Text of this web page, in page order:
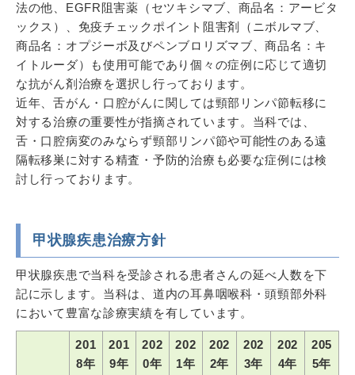
法の他、EGFR阻害薬（セツキシマブ、商品名：アービタ
ックス）、免疫チェックポイント阻害剤（ニボルマブ、
商品名：オプジーボ及びペンブロリズマブ、商品名：キ
イトルーダ）も使用可能であり個々の症例に応じて適切
な抗がん剤治療を選択し行っております。
近年、舌がん・口腔がんに関しては頸部リンパ節転移に
対する治療の重要性が指摘されています。当科では、
舌・口腔病変のみならず頸部リンパ節や可能性のある遠
隔転移巣に対する精査・予防的治療も必要な症例には検
討し行っております。
甲状腺疾患治療方針
甲状腺疾患で当科を受診される患者さんの延べ人数を下
記に示します。当科は、道内の耳鼻咽喉科・頭頸部外科
において豊富な診療実績を有しています。
201
8年
201
9年
202
0年
202
1年
202
2年
202
3年
202
4年
205
5年